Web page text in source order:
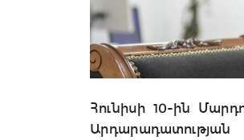
Հունիսի 10-ին